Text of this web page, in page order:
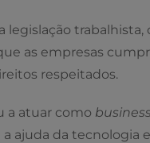
legislação
as empresas
respeitados.
a atuar como
ajuda da tecnologia